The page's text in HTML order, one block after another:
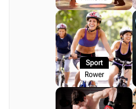
Sport
Rower